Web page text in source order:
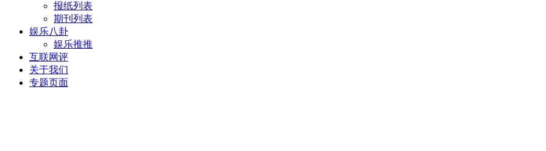
报纸列表
期刊列表
娱乐八卦
娱乐推推
互联网评
关于我们
专题页面